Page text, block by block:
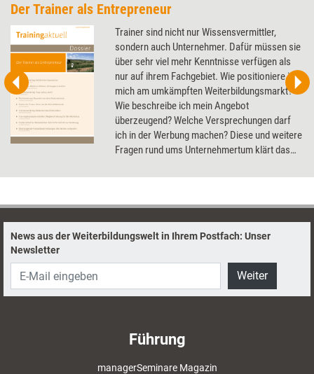
Der Trainer als Entrepreneur
Trainer sind nicht nur Wissensvermittler,
sondern auch Unternehmer. Dafür müssen sie
über sehr viel mehr Kenntnisse verfügen als
nur auf ihrem Fachgebiet. Wie positioniere ich
mich am umkämpften Weiterbildungsmarkt?
Wie beschreibe ich mein Angebot
überzeugend? Welche Versprechungen darf
ich in der Werbung machen? Diese und weitere
Fragen rund ums Unternehmertum klärt das
News aus der Weiterbildungswelt in Ihrem Postfach: Unser
Newsletter
Weiter
Führung
managerSeminare Magazin